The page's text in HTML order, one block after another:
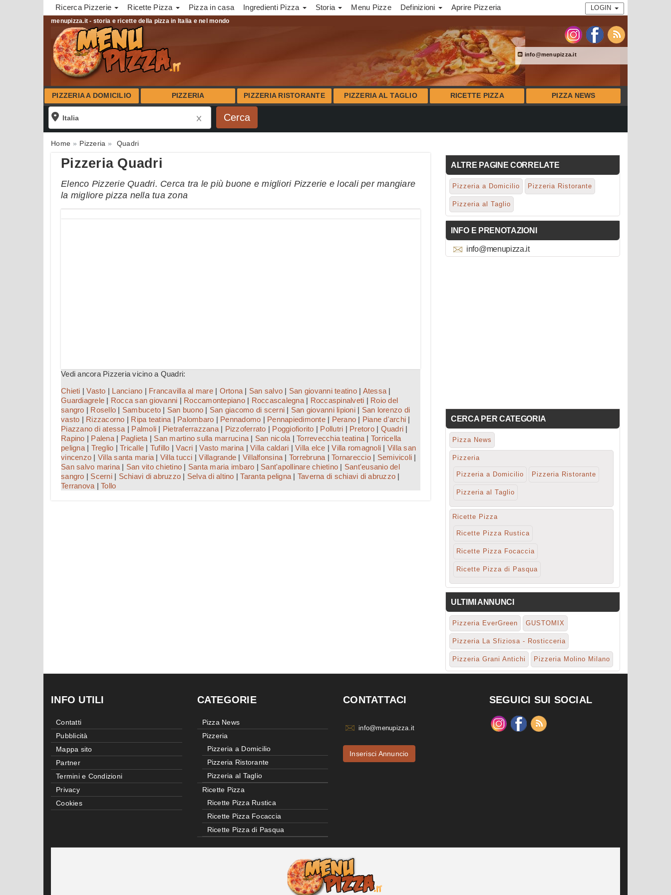
Ricerca Pizzerie Ricette Pizza Pizza in casa Ingredienti Pizza Storia Menu Pizze Definizioni Aprire Pizzeria LOGIN
menupizza.it - storia e ricette della pizza in Italia e nel mondo
info@menupizza.it
PIZZERIA A DOMICILIO PIZZERIA PIZZERIA RISTORANTE PIZZERIA AL TAGLIO RICETTE PIZZA PIZZA NEWS
Home Pizzeria Quadri
Pizzeria Quadri
Elenco Pizzerie Quadri. Cerca tra le più buone e migliori Pizzerie e locali per mangiare
la migliore pizza nella tua zona
Vedi ancora Pizzeria vicino a Quadri:
Chieti |Vasto | Lanciano | Francavilla al mare| Ortona | San salvo | San giovanni teatino| Atessa |
Guardiagrele | Rocca san giovanni | Roccamontepiano| Roccascalegna| Roccaspinalveti | Roio del
sangro | Rosello | Sambuceto | San buono | San giacomo di scerni | San giovanni lipioni| San lorenzo di
vasto | Rizzacorno | Ripa teatina | Palombaro | Pennadomo | Pennapiedimonte| Perano | Piane d'archi |
Piazzano di atessa | Palmoli | Pietraferrazzana| Pizzoferrato | Poggiofiorito | Pollutri | Pretoro| Quadri |
Rapino | Palena| Paglieta | San martino sulla marrucina | San nicola | Torrevecchia teatina | Torricella
peligna| Treglio | Tricalle | Tufillo |Vacri |Vasto marina | Villa caldari | Villa elce |Villa romagnoli | Villa san
vincenzo | Villa santa maria | Villa tucci |Villagrande | Villalfonsina | Torrebruna | Tornareccio| Semivicoli |
San salvo marina | San vito chietino | Santa maria imbaro | Sant'apollinare chietino | Sant'eusanio del
sangro | Scerni| Schiavi di abruzzo | Selva di altino |Taranta peligna | Taverna di schiavi di abruzzo |
Terranova | Tollo
ALTRE PAGINE CORRELATE
Pizzeria a Domicilio Pizzeria Ristorante
Pizzeria al Taglio
INFO E PRENOTAZIONI
info@menupizza.it
CERCA PER CATEGORIA
Pizza News
Pizzeria
Pizzeria a Domicilio Pizzeria Ristorante
Pizzeria al Taglio
Ricette Pizza
Ricette Pizza Rustica
Ricette Pizza Focaccia
Ricette Pizza di Pasqua
ULTIMI ANNUNCI
Pizzeria EverGreen GUSTOMIX
Pizzeria La Sfiziosa - Rosticceria
Pizzeria Grani Antichi Pizzeria Molino Milano
INFO UTILI
Contatti
Pubblicità
Mappa sito
Partner
Termini e Condizioni
Privacy
Cookies
CATEGORIE
Pizza News
Pizzeria
Pizzeria a Domicilio
Pizzeria Ristorante
Pizzeria al Taglio
Ricette Pizza
Ricette Pizza Rustica
Ricette Pizza Focaccia
Ricette Pizza di Pasqua
CONTATTACI
info@menupizza.it
Inserisci Annuncio
SEGUICI SUI SOCIAL